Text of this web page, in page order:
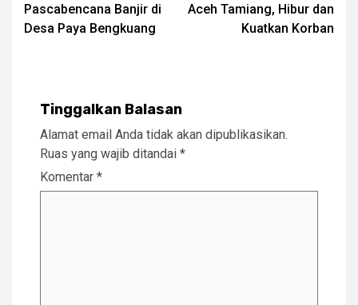
Pascabencana Banjir di
Desa Paya Bengkuang
Aceh Tamiang, Hibur dan
Kuatkan Korban
Tinggalkan Balasan
Alamat email Anda tidak akan dipublikasikan.
Ruas yang wajib ditandai *
Komentar *